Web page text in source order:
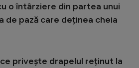
cont
o întârziere din partea unui
de pază care deținea cheia
privește drapelul reținut la